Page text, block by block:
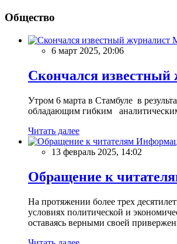
Общество
6 март 2025, 20:06
Скончался
Утром 6 марта в Стамбуле в
обладающим гибким
Читать далее
13 февраль 2025, 14:02
Обращение к
На протяжении более трех
условиях политической и
оставаясь верными своей